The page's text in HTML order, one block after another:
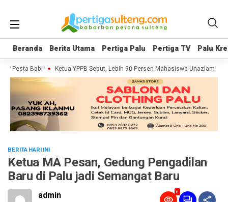
Beranda Berita Utama Pertiga Palu Pertiga TV Palu
Beranda Berita Utama Pertiga Palu Pertiga TV Palu
Pesta Babi Ketua YPPB Sebut, Lebih 90 Persen Mahasiswa Unazlam
BERITA HARI INI
Ketua MA Pesan, Gedung Pengadilan
Baru di Palu jadi Semangat Baru
admin 6